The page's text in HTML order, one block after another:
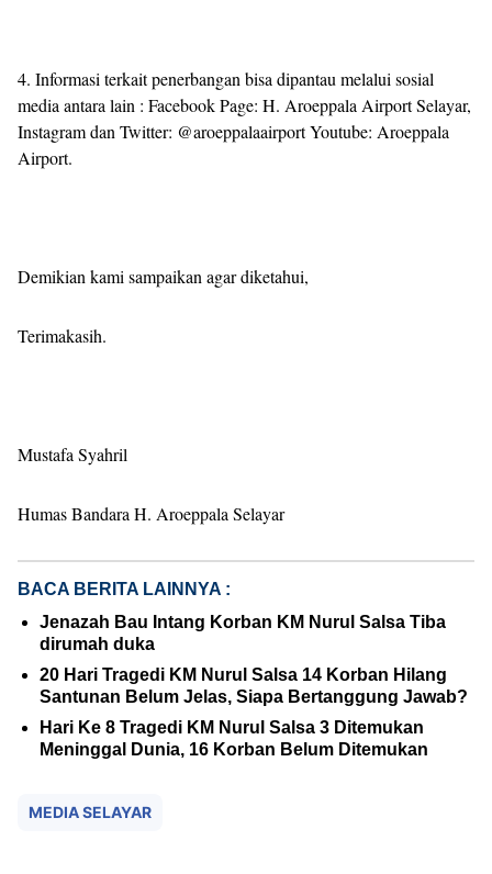
4. Informasi terkait penerbangan bisa dipantau melalui sosial
media antara lain : Facebook Page: H. Aroeppala Airport Selayar,
Instagram dan Twitter: @aroeppalaairport Youtube: Aroeppala
Airport.
Demikian kami sampaikan agar diketahui,
Terimakasih.
Mustafa Syahril
Humas Bandara H. Aroeppala Selayar
BACA BERITA LAINNYA :
Jenazah Bau Intang Korban KM Nurul Salsa Tiba
dirumah duka
20 Hari Tragedi KM Nurul Salsa 14 Korban Hilang
Santunan Belum Jelas, Siapa Bertanggung Jawab?
Hari Ke 8 Tragedi KM Nurul Salsa 3 Ditemukan
Meninggal Dunia, 16 Korban Belum Ditemukan
MEDIA SELAYAR